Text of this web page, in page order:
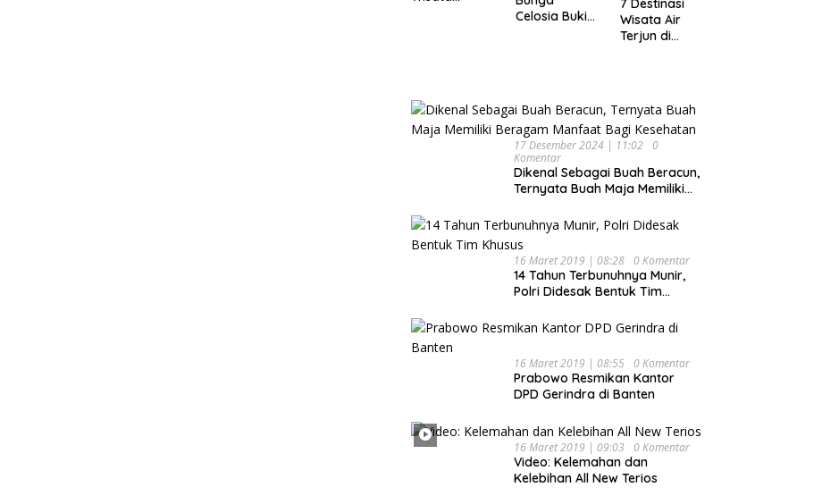
Celosia Bukit
Wisata Air
Terjun di
Indah Nan
Mempesona
17 Desember 2024 | 11:02
0
Komentar
Dikenal Sebagai Buah Beracun,
Ternyata Buah Maja Memiliki
Kesehatan
16 Maret 2019 | 08:28 0 Komentar
14 Tahun Terbunuhnya Munir,
Polri Didesak Bentuk Tim
16 Maret 2019 | 08:55 0 Komentar
Prabowo Resmikan Kantor
DPD Gerindra di Banten
16 Maret 2019 | 09:03 0 Komentar
Video: Kelemahan dan
Kelebihan All New Terios